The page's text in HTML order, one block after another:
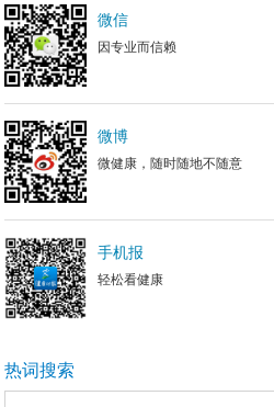
微信
因专业而信赖
微博
微健康，随时随地不随意
手机报
轻松看健康
热词搜索